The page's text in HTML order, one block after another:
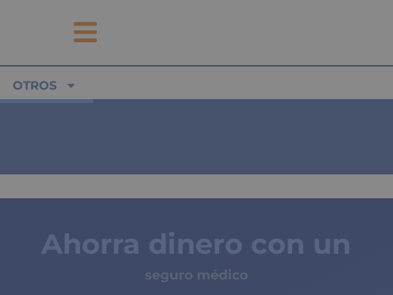
OTROS
Ahorra dinero con un
seguro médico